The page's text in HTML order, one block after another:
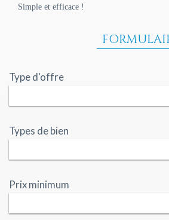
Simple et efficace !
Type d'offre
Types de bien
Prix minimum